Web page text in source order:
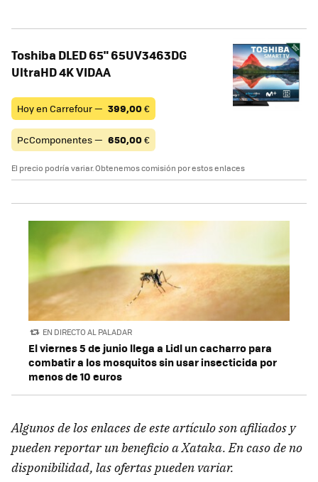
Toshiba DLED 65" 65UV3463DG
UltraHD 4K VIDAA
Hoy en Carrefour — 399,00€
PcComponentes — 650,00€
El precio podría variar. Obtenemos comisión por estos enlaces
EN DIRECTO AL PALADAR
El viernes 5 de junio llega a Lidl un cacharro para
combatir a los mosquitos sin usar insecticida por
menos de 10 euros
Algunos de los enlaces de este artículo son afiliados y
pueden reportar un beneficio a Xataka. En caso de no
disponibilidad, las ofertas pueden variar.